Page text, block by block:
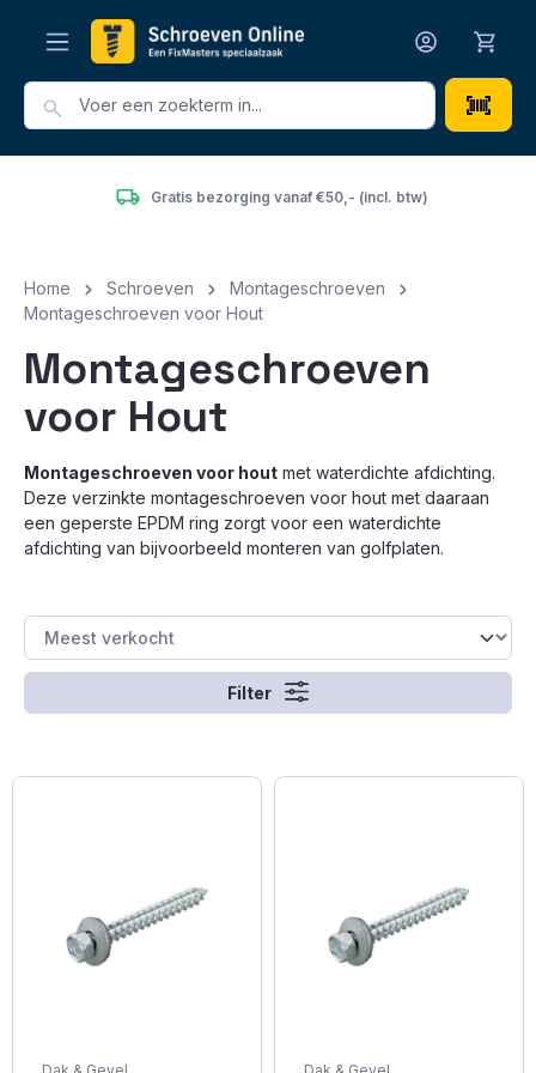
Gratis bezorging vanaf €50,- (incl. btw)
Home Schroeven
Montageschroeven
Montageschroeven voor Hout
Montageschroeven
voor Hout
Montageschroeven voor hout met waterdichte afdichting.
Deze verzinkte montageschroeven voor hout met daaraan
een geperste EPDM ring zorgt voor een waterdichte
afdichting van bijvoorbeeld monteren van golfplaten.
Filter